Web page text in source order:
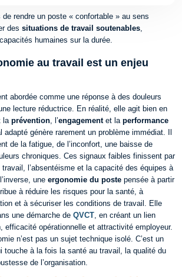
de rendre un poste « confortable » au sens
dessituations de travail soutenables
humaines sur la durée.
au travail est un enjeu
abordée comme une réponse à des douleurs
lecture réductrice. En réalité, elle agit bien en
laprévention , l’engagementet laperformance
adapté génère rarement un problème immédiat. Il
de la fatigue, de l’inconfort, une baisse de
chroniques. Ces signaux faibles finissent par
l’absentéisme et la capacité des équipes à
uneergonomie du poste pensée à partir
à réduire les risques pour la santé, à
et à sécuriser les conditions de travail. Elle
une démarche de QVCT , en créant un lien
efficacité opérationnelle et attractivité employeur.
n’est pas un sujet technique isolé. C’est un
touche à la fois la santé au travail, la qualité du
de l’organisation.